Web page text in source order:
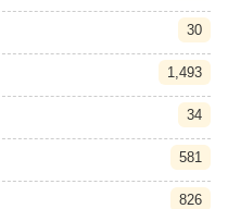
30
1,493
34
581
826